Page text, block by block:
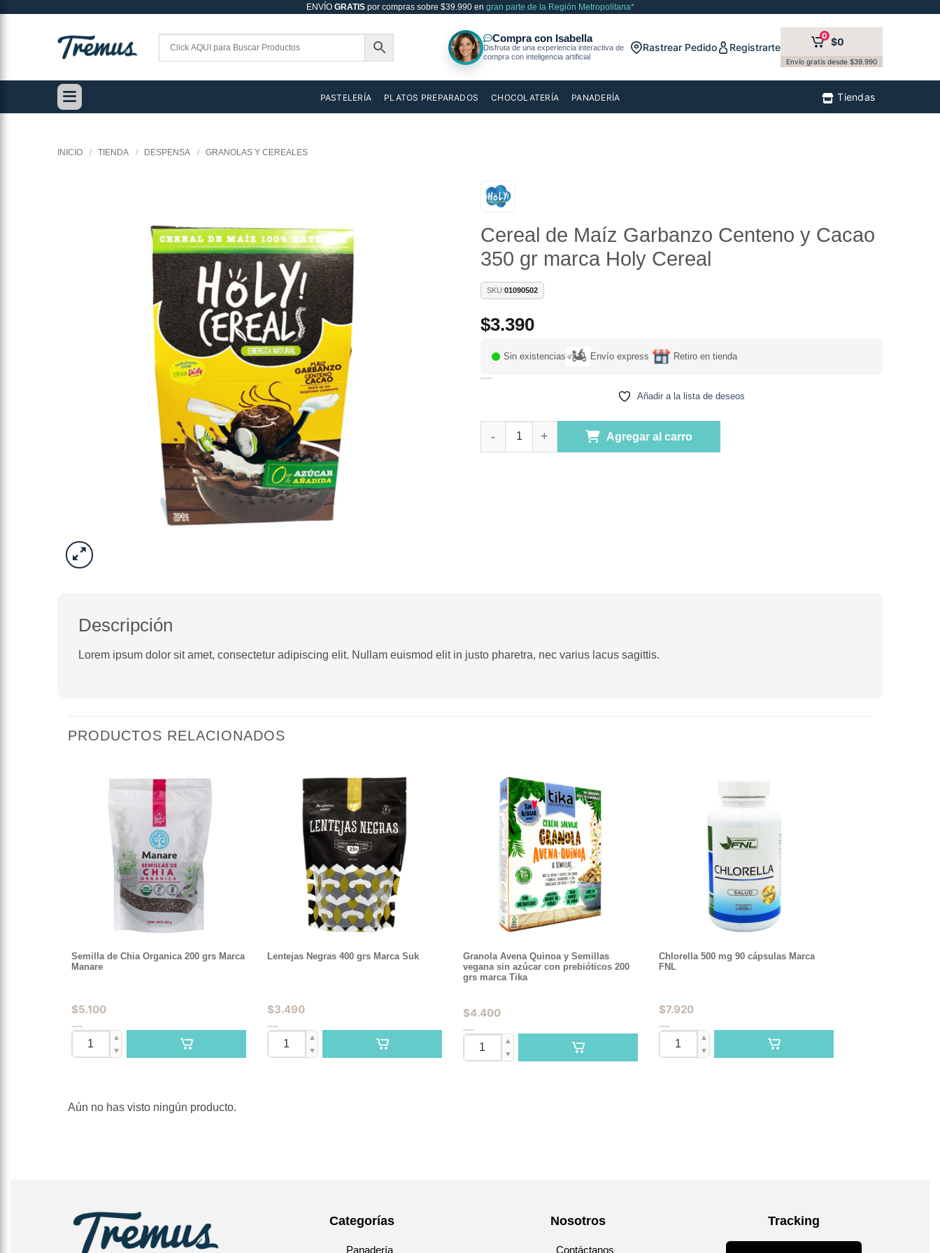
ENVÍO GRATISpor compras sobre $39.990 en gran parte de la Región Metropolitana*
Rastrear Pedido Registrarte
0 $0
Envío gratis desde $39.990
PASTELERÍA PLATOS PREPARADOS CHOCOLATERÍA PANADERÍA Tiendas
INICIO / TIENDA / DESPENSA / GRANOLAS Y CEREALES
Cereal de Maíz Garbanzo Centeno y Cacao
350 gr marca Holy Cereal
SKU:01090502
$3.390
Sin existencias Envío express Retiro en tienda
Añadir a la lista de deseos
Cereal de Maíz Garbanzo Centeno y Cacao 350 gr marca Holy Cereal cantidad
Agregar al carro
Descripción
Lorem ipsum dolor sit amet, consectetur adipiscing elit. Nullam euismod elit in justo pharetra, nec varius lacus sagittis.
PRODUCTOS RELACIONADOS
Semilla de Chia Organica 200 grs Marca
Manare
$5.100
▲
▼
Lentejas Negras 400 grs Marca Suk
$3.490
▲
▼
Granola Avena Quinoa y Semillas
vegana sin azúcar con prebióticos 200
grs marca Tika
$4.400
▲
▼
Chlorella 500 mg 90 cápsulas Marca
FNL
$7.920
▲
▼
Aún no has visto ningún producto.
Categorías
Panadería
Nosotros
Contáctanos
Tracking